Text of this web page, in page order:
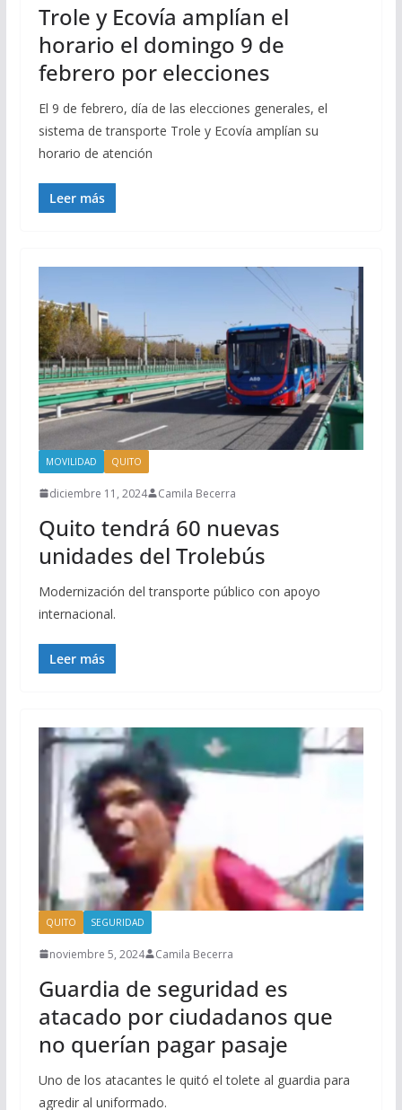
Trole y Ecovía amplían el
horario el domingo 9 de
febrero por elecciones
El 9 de febrero, día de las elecciones generales, el
sistema de transporte Trole y Ecovía amplían su
horario de atención
Leer más
MOVILIDAD QUITO
diciembre 11, 2024 Camila Becerra
Quito tendrá 60 nuevas
unidades del Trolebús
Modernización del transporte público con apoyo
internacional.
Leer más
QUITO SEGURIDAD
noviembre 5, 2024 Camila Becerra
Guardia de seguridad es
atacado por ciudadanos que
no querían pagar pasaje
Uno de los atacantes le quitó el tolete al guardia para
agredir al uniformado.